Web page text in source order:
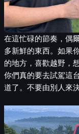
在這忙碌的節奏，偶
多新鮮的東西。如果
的地方，喜歡越野，
你們真的要去試駕這
道了。不要由別人來